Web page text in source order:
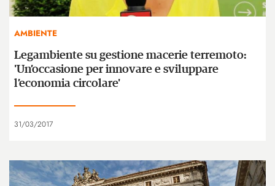
AMBIENTE
Legambiente su gestione macerie terremoto:
'Un’occasione per innovare e sviluppare
l’economia circolare'
31/03/2017